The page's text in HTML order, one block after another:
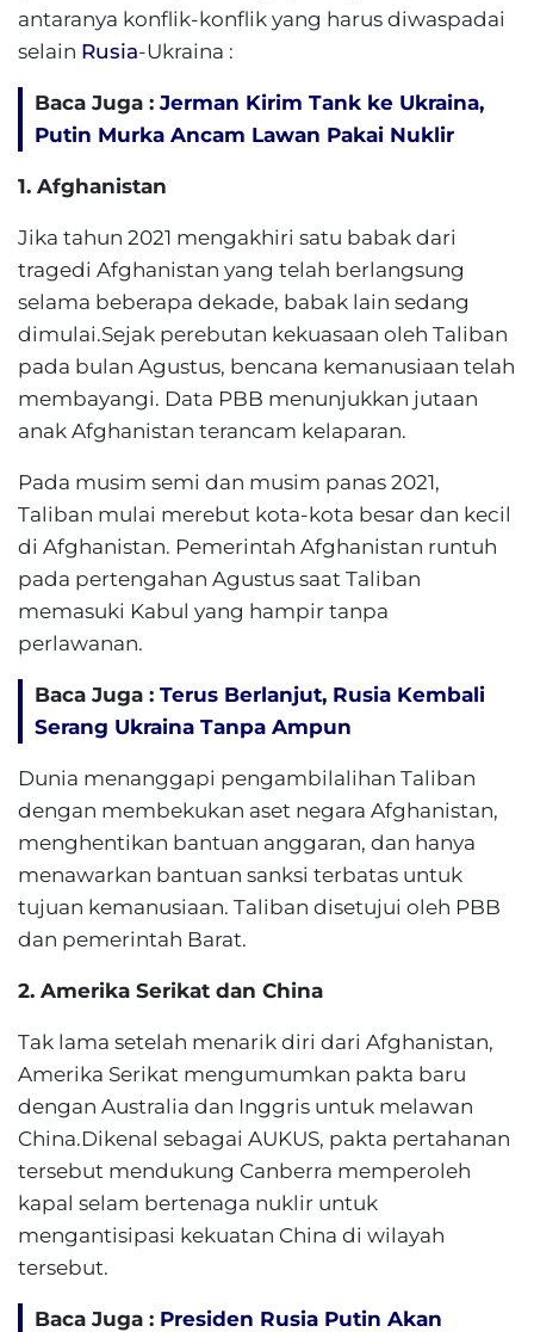
antaranya konflik-konflik yang harus diwaspadai
selain Rusia-Ukraina :
Baca Juga : Jerman Kirim Tank ke Ukraina,
Putin Murka Ancam Lawan Pakai Nuklir
1. Afghanistan
Jika tahun 2021 mengakhiri satu babak dari
tragedi Afghanistan yang telah berlangsung
selama beberapa dekade, babak lain sedang
dimulai.Sejak perebutan kekuasaan oleh Taliban
pada bulan Agustus, bencana kemanusiaan telah
membayangi. Data PBB menunjukkan jutaan
anak Afghanistan terancam kelaparan.
Pada musim semi dan musim panas 2021,
Taliban mulai merebut kota-kota besar dan kecil
di Afghanistan. Pemerintah Afghanistan runtuh
pada pertengahan Agustus saat Taliban
memasuki Kabul yang hampir tanpa
perlawanan.
Baca Juga : Terus Berlanjut, Rusia Kembali
Serang Ukraina Tanpa Ampun
Dunia menanggapi pengambilalihan Taliban
dengan membekukan aset negara Afghanistan,
menghentikan bantuan anggaran, dan hanya
menawarkan bantuan sanksi terbatas untuk
tujuan kemanusiaan. Taliban disetujui oleh PBB
dan pemerintah Barat.
2. Amerika Serikat dan China
Tak lama setelah menarik diri dari Afghanistan,
Amerika Serikat mengumumkan pakta baru
dengan Australia dan Inggris untuk melawan
China.Dikenal sebagai AUKUS, pakta pertahanan
tersebut mendukung Canberra memperoleh
kapal selam bertenaga nuklir untuk
mengantisipasi kekuatan China di wilayah
tersebut.
Baca Juga : Presiden Rusia Putin Akan